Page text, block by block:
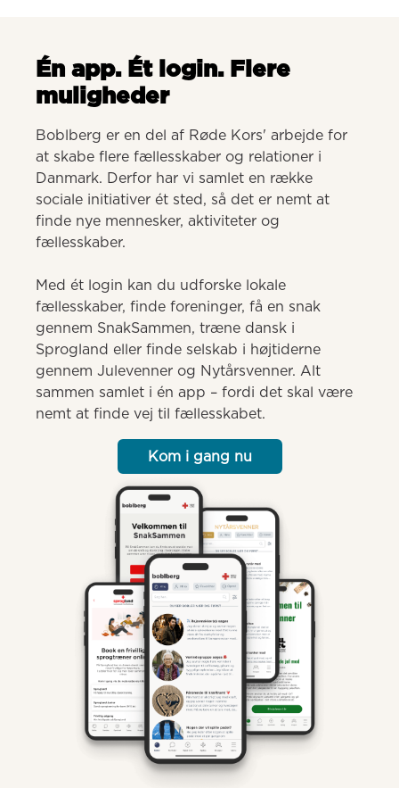
Én app. Ét login. Flere
muligheder
Boblberg er en del af Røde Kors' arbejde for
at skabe flere fællesskaber og relationer i
Danmark. Derfor har vi samlet en række
sociale initiativer ét sted, så det er nemt at
finde nye mennesker, aktiviteter og
fællesskaber.
Med ét login kan du udforske lokale
fællesskaber, finde foreninger, få en snak
gennem SnakSammen, træne dansk i
Sprogland eller finde selskab i højtiderne
gennem Julevenner og Nytårsvenner. Alt
sammen samlet i én app – fordi det skal være
nemt at finde vej til fællesskabet.
Kom i gang nu